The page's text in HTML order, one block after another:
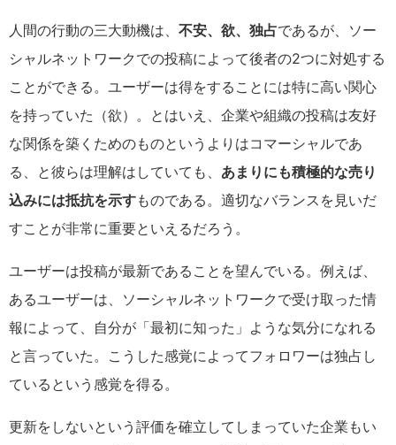
人間の行動の三大動機は、 不安、欲、独占であるが、ソー
シャルネットワークでの投稿によって後者の2つに対処する
ことができる。ユーザーは得をすることには特に高い関心
を持っていた（欲）。とはいえ、企業や組織の投稿は友好
な関係を築くためのものというよりはコマーシャルであ
る、と彼らは理解はしていても、 あまりにも積極的な売り
込みには抵抗を示すものである。適切なバランスを見いだ
すことが非常に重要といえるだろう。
ユーザーは投稿が最新であることを望んでいる。例えば、
あるユーザーは、ソーシャルネットワークで受け取った情
報によって、自分が「最初に知った」ような気分になれる
と言っていた。こうした感覚によってフォロワーは独占し
ているという感覚を得る。
更新をしないという評価を確立してしまっていた企業もい